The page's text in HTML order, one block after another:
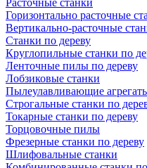
Расточные станки
Горизонтально расточные
Вертикально-расточные
Станки по дереву
Круглопильные станки по
Ленточные пилы по дереву
Лобзиковые станки
Пылеулавливающие
Строгальные станки по
Токарные станки по дереву
Торцовочные пилы
Фрезерные станки по дереву
Шлифовальные станки